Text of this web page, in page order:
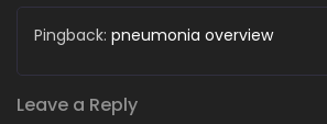
Pingback: pneumonia overview
Leave a Reply